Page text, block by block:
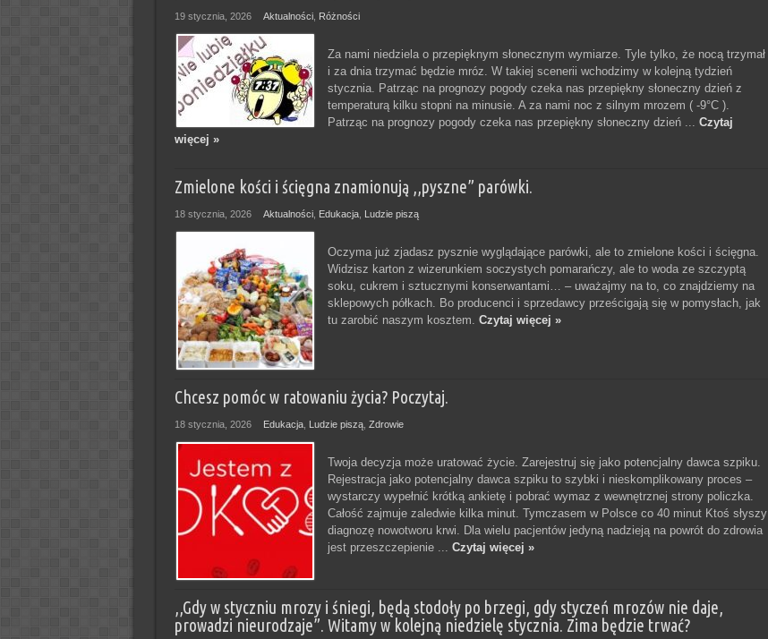
19 stycznia, 2026 Aktualności, Różności
Za nami niedziela o przepięknym słonecznym wymiarze. Tyle tylko, że nocą trzymał
i za dnia trzymać będzie mróz. W takiej scenerii wchodzimy w kolejną tydzień
stycznia. Patrząc na prognozy pogody czeka nas przepiękny słoneczny dzień z
temperaturą kilku stopni na minusie. A za nami noc z silnym mrozem ( -9°C ).
Patrząc na prognozy pogody czeka nas przepiękny słoneczny dzień ... Czytaj
więcej »
Zmielone kości i ścięgna znamionują ,,pyszne” parówki.
18 stycznia, 2026 Aktualności, Edukacja, Ludzie piszą
Oczyma już zjadasz pysznie wyglądające parówki, ale to zmielone kości i ścięgna.
Widzisz karton z wizerunkiem soczystych pomarańczy, ale to woda ze szczyptą
soku, cukrem i sztucznymi konserwantami… – uważajmy na to, co znajdziemy na
sklepowych półkach. Bo producenci i sprzedawcy prześcigają się w pomysłach, jak
tu zarobić naszym kosztem. Czytaj więcej »
Chcesz pomóc w ratowaniu życia? Poczytaj.
18 stycznia, 2026 Edukacja, Ludzie piszą, Zdrowie
Twoja decyzja może uratować życie. Zarejestruj się jako potencjalny dawca szpiku.
Rejestracja jako potencjalny dawca szpiku to szybki i nieskomplikowany proces –
wystarczy wypełnić krótką ankietę i pobrać wymaz z wewnętrznej strony policzka.
Całość zajmuje zaledwie kilka minut. Tymczasem w Polsce co 40 minut Ktoś słyszy
diagnozę nowotworu krwi. Dla wielu pacjentów jedyną nadzieją na powrót do zdrowia
jest przeszczepienie ... Czytaj więcej »
,,Gdy w styczniu mrozy i śniegi, będą stodoły po brzegi, gdy styczeń mrozów nie daje,
prowadzi nieurodzaje”. Witamy w kolejną niedzielę stycznia. Zima będzie trwać?